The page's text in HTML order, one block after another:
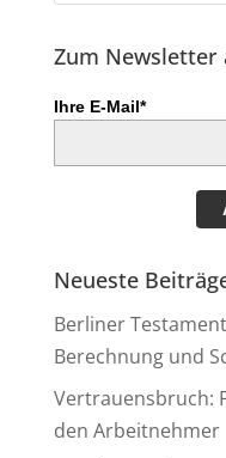
Zum Newsletter
Ihre E-Mail*
Neueste
Berliner
Berechnung und
Vertrauensbruch:
den Arbeitnehmer